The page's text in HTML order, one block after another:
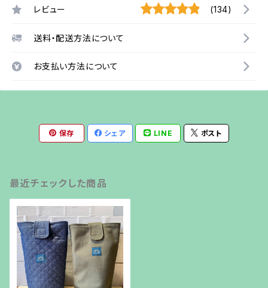
レビュー (134)
送料・配送方法について
お支払い方法について
保存 シェア LINE ポスト
最近チェックした商品